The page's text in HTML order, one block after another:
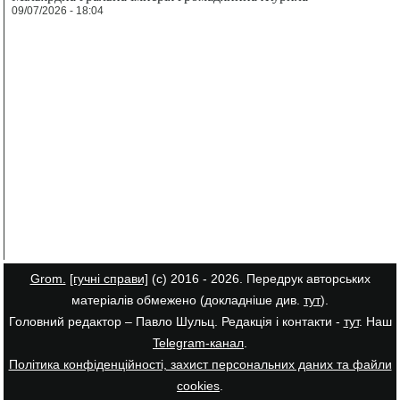
09/07/2026 - 18:04
Grom. [гучні справи] (с) 2016 - 2026. Передрук авторських
матеріалів обмежено (докладніше див. тут).
Головний редактор – Павло Шульц. Редакція і контакти - тут. Наш
Telegram-канал.
Політика конфіденційності, захист персональних даних та файли
cookies.